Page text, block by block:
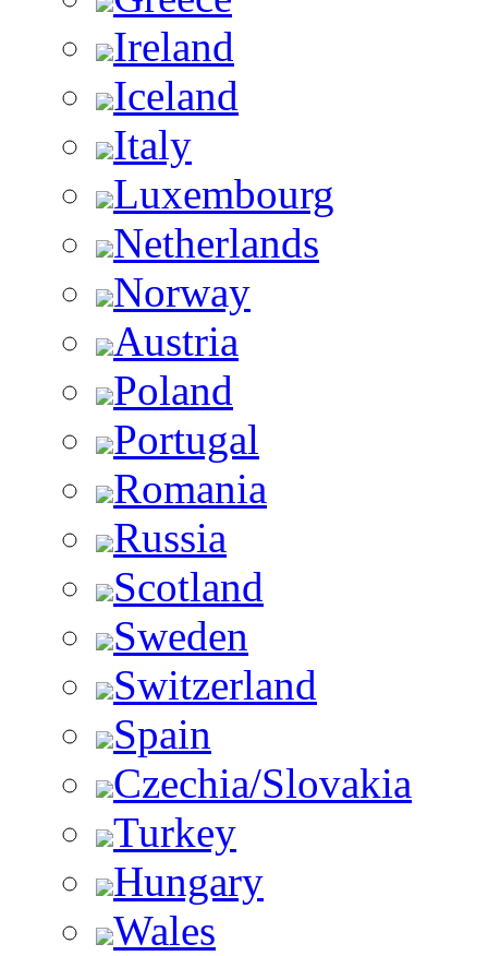
Ireland
Iceland
Italy
Luxembourg
Netherlands
Norway
Austria
Poland
Portugal
Romania
Russia
Scotland
Sweden
Switzerland
Spain
Czechia/Slovakia
Turkey
Hungary
Wales